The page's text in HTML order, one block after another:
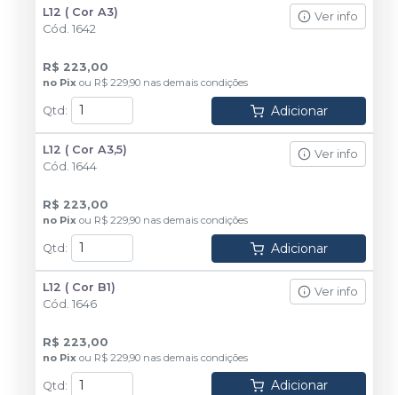
L12 ( Cor A3)
Cód. 1642
Ver info
R$ 223,00
no Pix ou R$ 229,90 nas demais condições
Qtd : Adicionar
L12 ( Cor A3,5)
Cód. 1644
Ver info
R$ 223,00
no Pix ou R$ 229,90 nas demais condições
Qtd : Adicionar
L12 ( Cor B1)
Cód. 1646
Ver info
R$ 223,00
no Pix ou R$ 229,90 nas demais condições
Qtd: Adicionar